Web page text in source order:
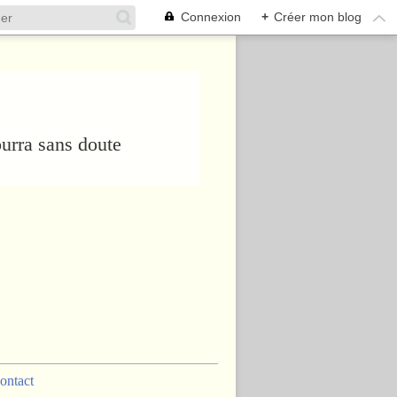
Connexion + Créer mon blog
sans doute